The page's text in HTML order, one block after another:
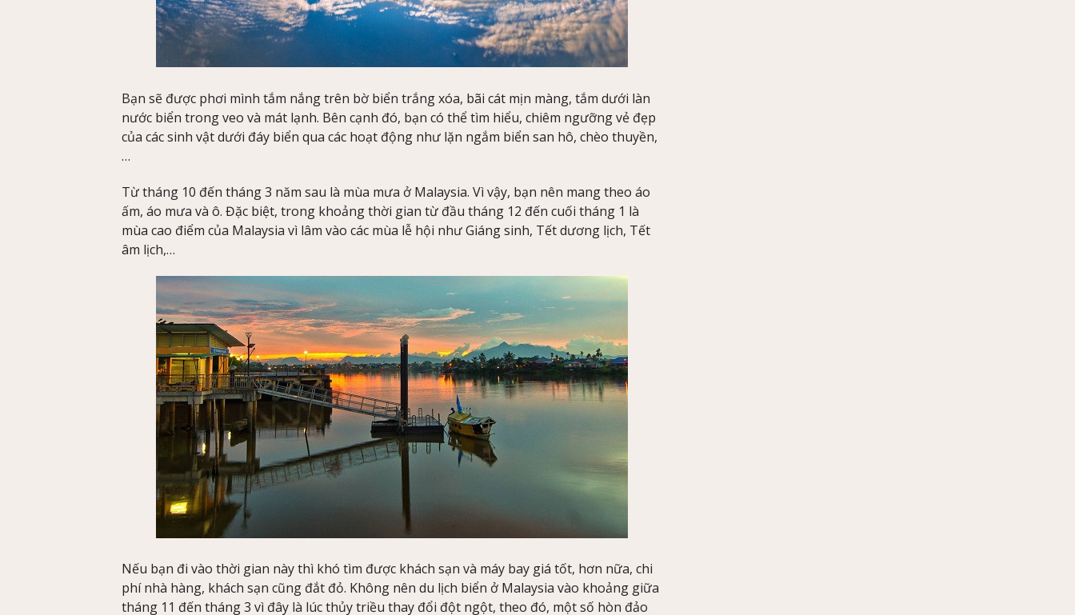
Bạn sẽ được phơi mình tắm nắng trên bờ biển trắng xóa, bãi cát mịn màng, tắm dưới làn
nước biển trong veo và mát lạnh. Bên cạnh đó, bạn có thể tìm hiểu, chiêm ngưỡng vẻ đẹp
của các sinh vật dưới đáy biển qua các hoạt động như lặn ngắm biển san hô, chèo thuyền,
…
Từ tháng 10 đến tháng 3 năm sau là mùa mưa ở Malaysia. Vì vậy, bạn nên mang theo áo
ấm, áo mưa và ô. Đặc biệt, trong khoảng thời gian từ đầu tháng 12 đến cuối tháng 1 là
mùa cao điểm của Malaysia vì lâm vào các mùa lễ hội như Giáng sinh, Tết dương lịch, Tết
âm lịch,…
Nếu bạn đi vào thời gian này thì khó tìm được khách sạn và máy bay giá tốt, hơn nữa, chi
phí nhà hàng, khách sạn cũng đắt đỏ. Không nên du lịch biển ở Malaysia vào khoảng giữa
tháng 11 đến tháng 3 vì đây là lúc thủy triều thay đổi đột ngột, theo đó, một số hòn đảo